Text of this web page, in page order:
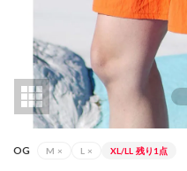
OG M × L × XL/LL 残り1点